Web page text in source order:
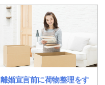
離婚宣言前に荷物整理をす